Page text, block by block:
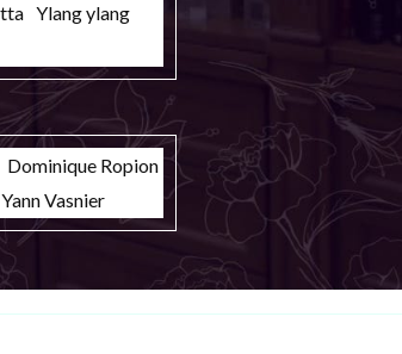
Ylang ylang
Dominique Ropion
Yann Vasnier